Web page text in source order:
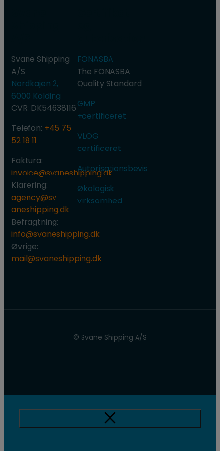
Svane Shipping
A/S
Nordkajen 2,
6000 Kolding
CVR: DK54638116
Telefon: +45 75
52 18 11
Faktura:​
invoice@svaneshipping.dk
​Klare​ring:
agency@sv​
aneshipping.dk
​Befragtning:
info@svaneshipping.dk
​Øvrige:
mail@svaneshipping.dk
FONASBA
​The FONASBA
Quality Standard
GMP
+certificeret
VLOG
certificeret​
Autorisationsbevis
Økologisk
virksomhed
© Svane Shipping A/S